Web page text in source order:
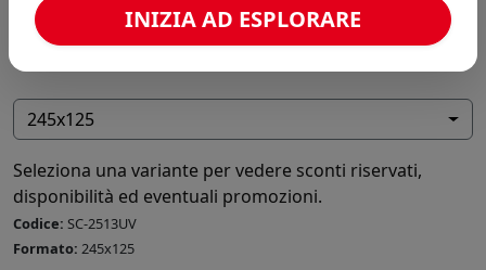
245x125
Seleziona una variante per vedere sconti riservati,
disponibilità ed eventuali promozioni.
Codice: SC-2513UV
Formato: 245x125
INIZIA AD ESPLORARE